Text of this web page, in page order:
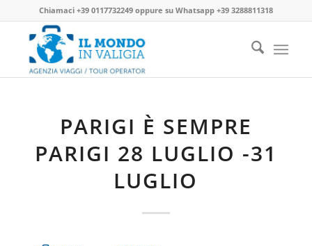
Chiamaci +39 0117732249oppure su Whatsapp +39 3288811318
PARIGI È SEMPRE
PARIGI 28 LUGLIO -31
LUGLIO